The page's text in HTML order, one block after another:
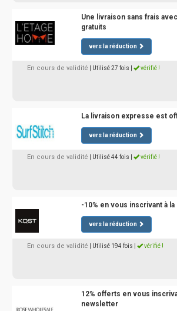
Une livraison sans frais
gratuits
vers la réduction
En cours de validité | Utilisé 27 fois vérifié !
La livraison expresse est
vers la réduction
En cours de validité | Utilisé 44 fois vérifié !
-10% en vous inscrivant à
vers la réduction
En cours de validité | Utilisé 194 fois vérifié !
12% offerts en vous
newsletter